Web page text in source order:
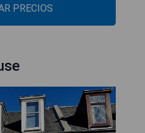
PRECIOS